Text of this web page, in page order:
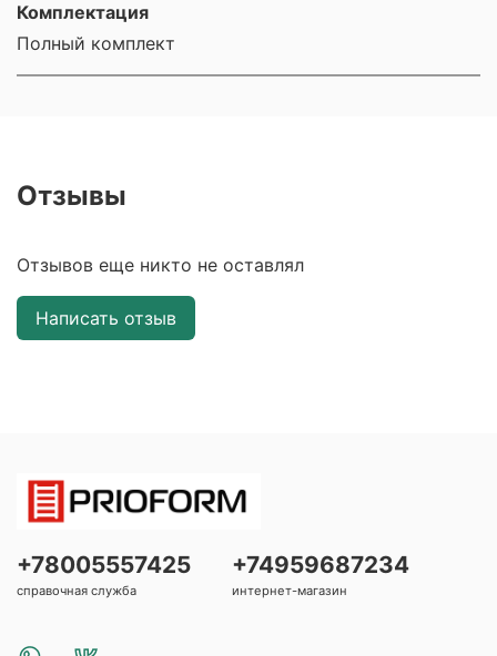
Комплектация
Полный комплект
Отзывы
Отзывов еще никто не оставлял
Написать отзыв
+78005557425
справочная служба
+74959687234
интернет-магазин